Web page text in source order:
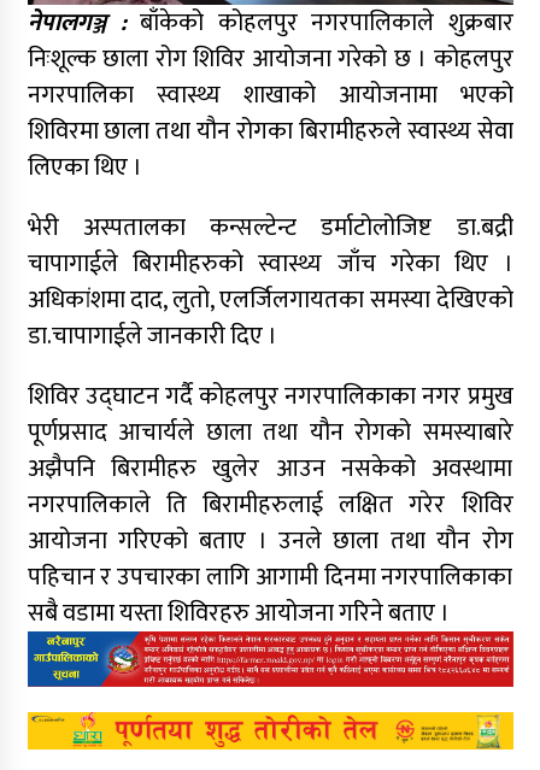
नेपालगञ्ज : बाँकेको कोहलपुर नगरपालिकाले शुक्रबार
निःशूल्क छाला रोग शिविर आयोजना गरेको छ । कोहलपुर
नगरपालिका स्वास्थ्य शाखाको आयोजनामा भएको
शिविरमा छाला तथा यौन रोगका बिरामीहरुले स्वास्थ्य सेवा
लिएका थिए ।
भेरी अस्पतालका कन्सल्टेन्ट डर्माटोलोजिष्ट डा.बद्री
चापागाईले बिरामीहरुको स्वास्थ्य जाँच गरेका थिए ।
अधिकांशमा दाद, लुतो, एलर्जिलगायतका समस्या देखिएको
डा.चापागाईले जानकारी दिए ।
शिविर उद्घाटन गर्दै कोहलपुर नगरपालिकाका नगर प्रमुख
पूर्णप्रसाद आचार्यले छाला तथा यौन रोगको समस्याबारे
अझैपनि बिरामीहरु खुलेर आउन नसकेको अवस्थामा
नगरपालिकाले ति बिरामीहरुलाई लक्षित गरेर शिविर
आयोजना गरिएको बताए । उनले छाला तथा यौन रोग
पहिचान र उपचारका लागि आगामी दिनमा नगरपालिकाका
सबै वडामा यस्ता शिविरहरु आयोजना गरिने बताए ।